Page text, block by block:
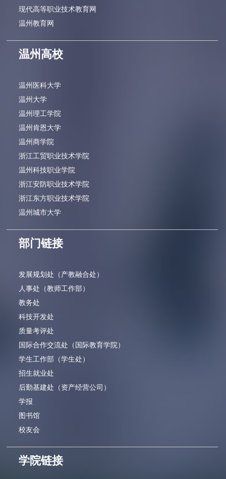
现代高等职业技术教育网
温州教育网
温州高校
温州医科大学
温州大学
温州理工学院
温州肯恩大学
温州商学院
浙江工贸职业技术学院
温州科技职业学院
浙江安防职业技术学院
浙江东方职业技术学院
温州城市大学
部门链接
发展规划处（产教融合处）
人事处（教师工作部）
教务处
科技开发处
质量考评处
国际合作交流处（国际教育学院）
学生工作部（学生处）
招生就业处
后勤基建处（资产经营公司）
学报
图书馆
校友会
学院链接